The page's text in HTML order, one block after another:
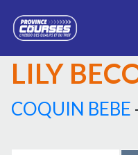
LILY
COQUIN BEBE